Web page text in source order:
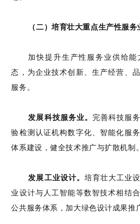
（二）培育壮大重点生产性服务
加快提升生产性服务业供给能
态，为企业技术创新、生产经营、
服务。
发展科技服务业。 完善科技服
验检测认证机构数字化、智能化服
体系建设，健全技术推广与扩散机制。
发展工业设计。 培育壮大工业
业设计与人工智能等数智技术相结合
公共服务体系， 加大绿色设计成果推